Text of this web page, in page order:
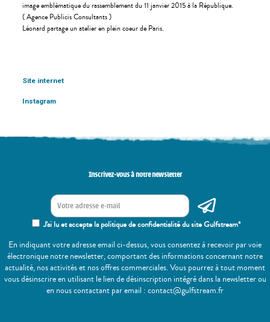
image emblématique du rassemblement du 11 janvier 2015 à la République.
( Agence Publicis Consultants )
Léonard partage un atelier en plein coeur de Paris.
Site internet
Instagram
Inscrivez-vous à notre newsletter
J'ai lu et accepte la politique de confidentialité du site Gulfstream*
En indiquant votre adresse email ci-dessus, vous consentez à recevoir par voie
électronique notre newsletter, comportant des informations concernant notre
actualité, nos activités et nos offres commerciales. Vous pourrez à tout moment
vous désinscrire en utilisant le lien de désinscription intégré dans la newsletter ou
en nous contactant par email : contact@gulfstream.fr